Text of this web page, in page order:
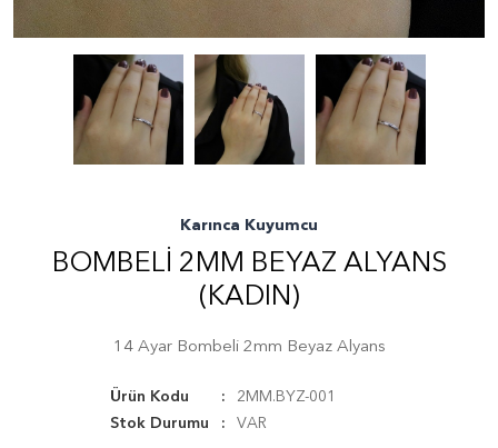
Karınca Kuyumcu
BOMBELI 2MM BEYAZ ALYANS
(KADIN)
14 Ayar Bombeli 2mm Beyaz Alyans
Ürün Kodu
2MM.BYZ-001
Stok Durumu
VAR